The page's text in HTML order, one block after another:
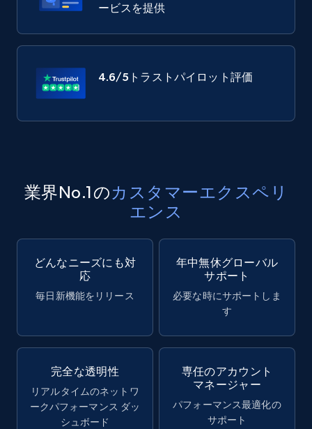
ービスを提供
4.6/5 トラストパイロット評価
業界No.1のカスタマーエクスペリ
エンス
どんなニーズにも対
応
毎日新機能をリリース
年中無休グローバル
サポート
必要な時にサポートしま
す
完全な透明性
リアルタイムのネットワ
ークパフォーマンス ダッ
シュボード
専任のアカウント
マネージャー
パフォーマンス最適化の
サポート